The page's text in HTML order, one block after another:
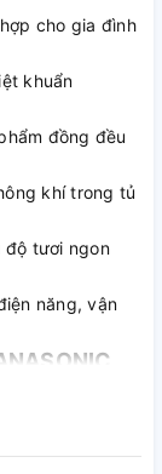
cho gia đình
khuẩn
đồng đều
khí trong tủ
độ tươi ngon
năng, vận